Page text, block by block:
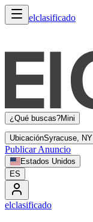
elclasificado
¿Qué buscas?Mini
UbicaciónSyracuse, NY
Publicar Anuncio
Estados Unidos
ES
elclasificado